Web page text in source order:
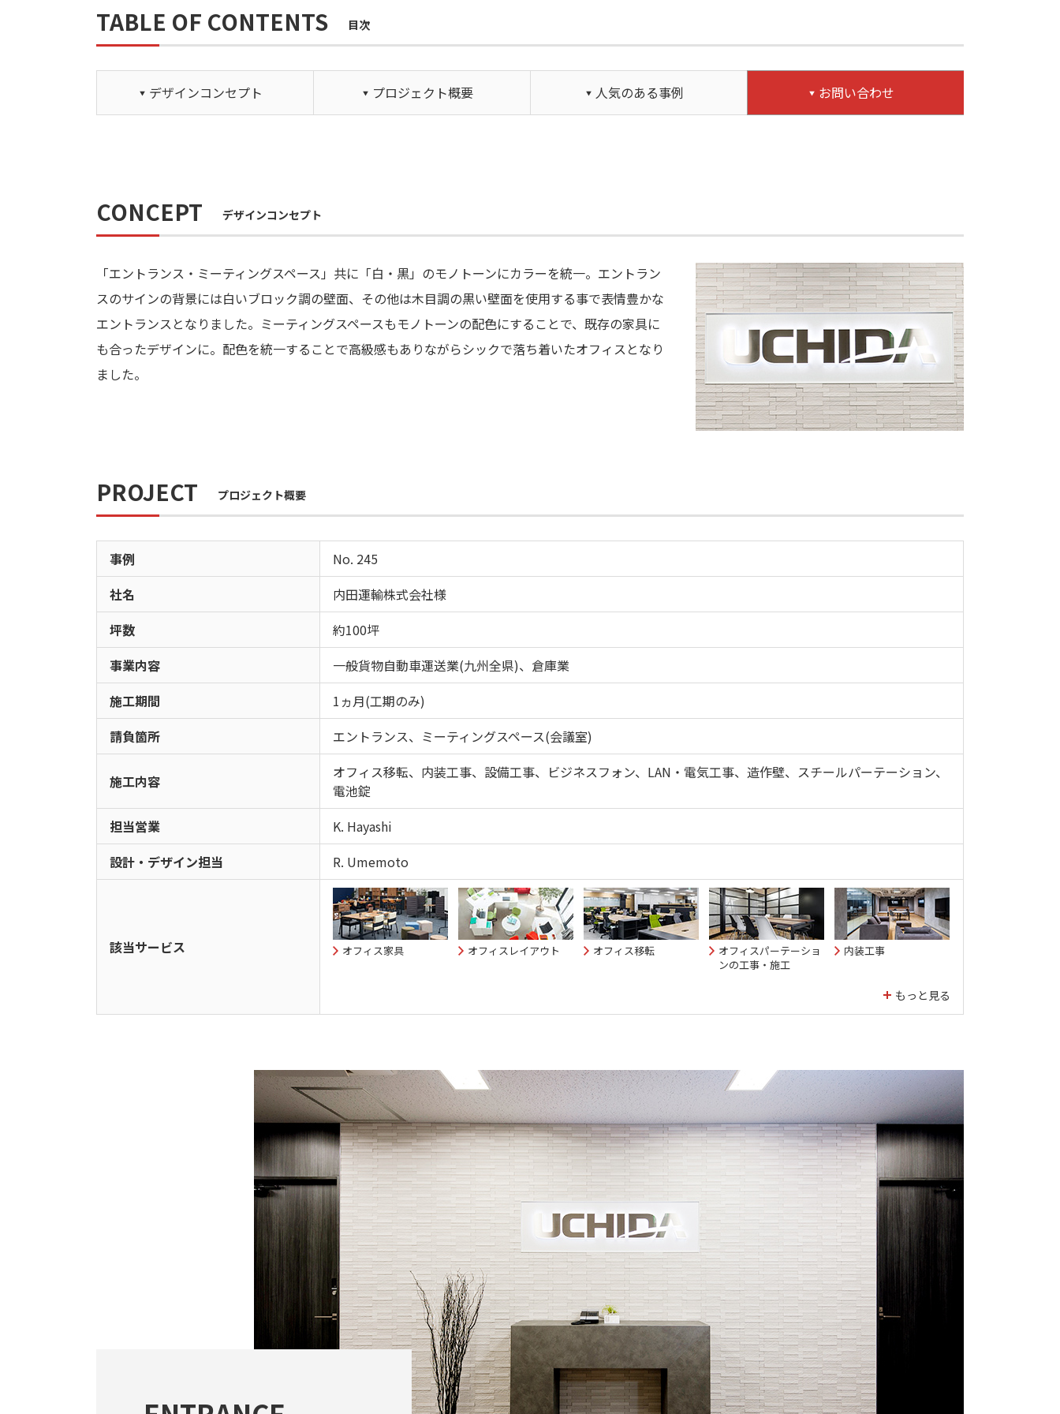
TABLE OF CONTENTS 目次
デザインコンセプト プロジェクト概要 人気のある事例 お問い合わせ
CONCEPT デザインコンセプト
「エントランス・ミーティングスペース」共に「白・黒」のモノトーンにカラーを統一。エントラン
スのサインの背景には白いブロック調の壁面、その他は木目調の黒い壁面を使用する事で表情豊かな
エントランスとなりました。ミーティングスペースもモノトーンの配色にすることで、既存の家具に
も合ったデザインに。配色を統一することで高級感もありながらシックで落ち着いたオフィスとなり
ました。
PROJECT プロジェクト概要
事例
No. 245
社名
内田運輸株式会社様
坪数
約100坪
事業内容
一般貨物自動車運送業(九州全県)、倉庫業
施工期間
1ヵ月(工期のみ)
請負箇所
エントランス、ミーティングスペース(会議室)
施工内容
オフィス移転、内装工事、設備工事、ビジネスフォン、LAN・電気工事、造作壁、スチールパーテーション、
電池錠
担当営業
K. Hayashi
設計・デザイン担当
R. Umemoto
該当サービス オフィス家具 オフィスレイアウト オフィス移転
オフィスパーテーショ
ンの工事・施工
内装工事